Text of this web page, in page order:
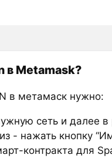
в Metamask?
в метамаск нужно:
сеть и далее в
- нажать кнопку
контракта для